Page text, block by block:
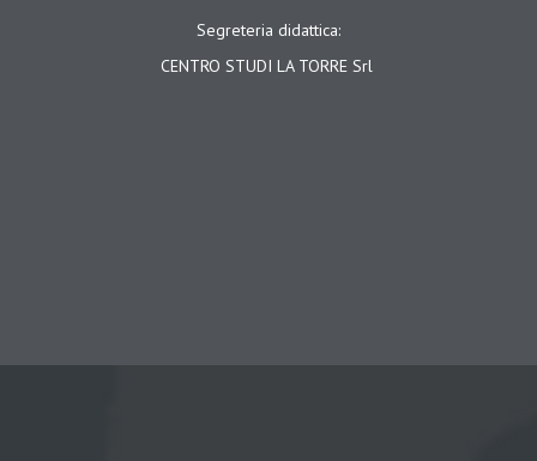
Segreteria didattica:
CENTRO STUDI LA TORRE Srl